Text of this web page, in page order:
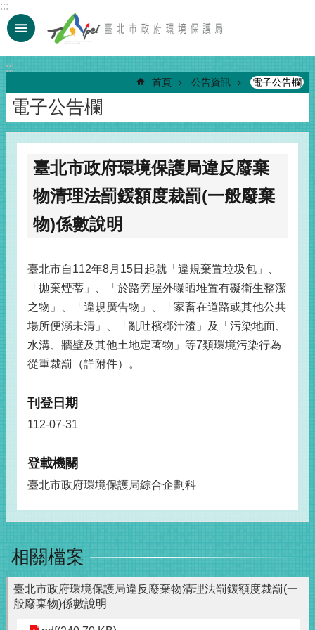
跳到主要內容區塊
:::
:::
首頁 公告資訊 電子公告欄
電子公告欄
臺北市政府環境保護局違反廢棄
物清理法罰鍰額度裁罰(一般廢棄
物)係數說明
臺北市自112年8月15日起就「違規棄置垃圾包」、
「拋棄煙蒂」、「於路旁屋外曝晒堆置有礙衛生整潔
之物」、「違規廣告物」、「家畜在道路或其他公共
場所便溺未清」、「亂吐檳榔汁渣」及「污染地面、
水溝、牆壁及其他土地定著物」等7類環境污染行為
從重裁罰（詳附件）。
刊登日期
112-07-31
登載機關
臺北市政府環境保護局綜合企劃科
相關檔案
臺北市政府環境保護局違反廢棄物清理法罰鍰額度裁罰(一
般廢棄物)係數說明